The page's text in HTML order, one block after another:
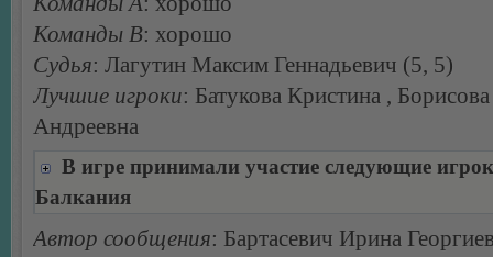
Команды В: хорошо
Судья: Лагутин Максим Геннадьевич (5, 5)
Лучшие игроки: Батукова Кристина ,
Андреевна
В игре принимали участие следующие
Балкания
Автор сообщения: Бартасевич Ирина